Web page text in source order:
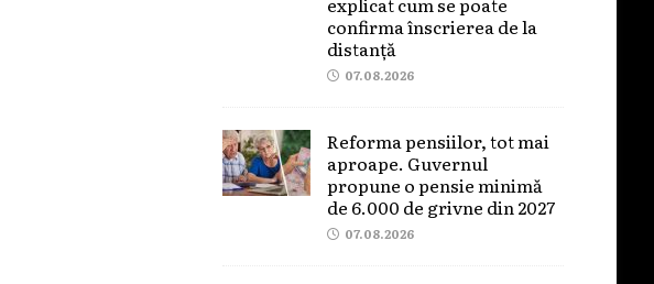
confirma înscrierea de la
distanță
07.08.2026
Reforma pensiilor, tot mai
aproape. Guvernul
propune o pensie minimă
de 6.000 de grivne din 2027
07.08.2026